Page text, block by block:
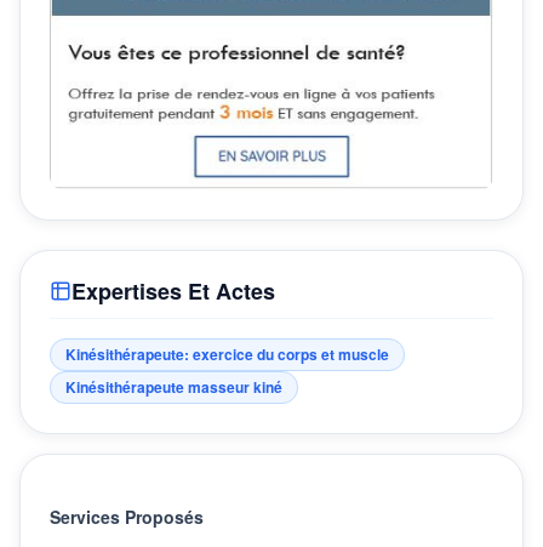
Expertises Et Actes
Kinésithérapeute: exercice du corps et muscle
Kinésithérapeute masseur kiné
Services Proposés